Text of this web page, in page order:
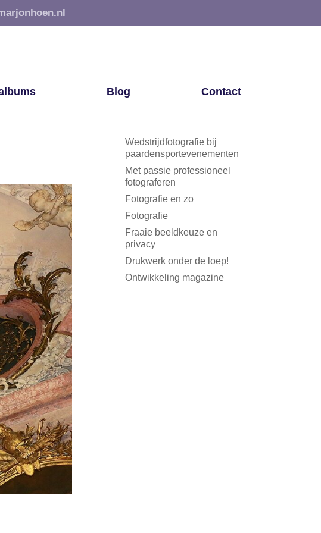
Blog Contact
Wedstrijdfotografie bij
paardensportevenementen
Met passie professioneel
fotograferen
Fotografie en zo
Fotografie
Fraaie beeldkeuze en
privacy
Drukwerk onder de loep!
Ontwikkeling magazine